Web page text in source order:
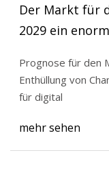
Der Markt für
2029 ein
Prognose für den
Enthüllung von
für digital
mehr sehen